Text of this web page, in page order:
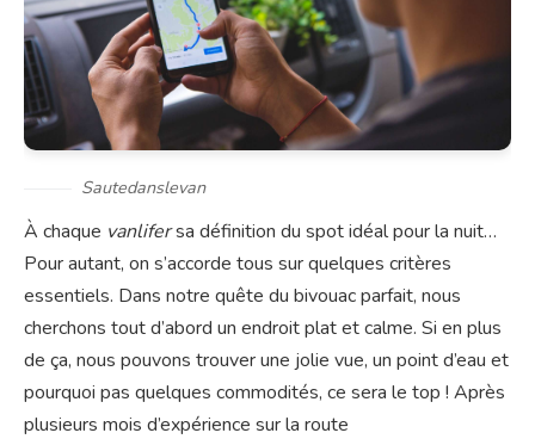
Sautedanslevan
À chaque vanlifersa définition du spot idéal pour la nuit…
Pour autant, on s’accorde tous sur quelques critères
essentiels. Dans notre quête du bivouac parfait, nous
cherchons tout d’abord un endroit plat et calme. Si en plus
de ça, nous pouvons trouver une jolie vue, un point d’eau et
pourquoi pas quelques commodités, ce sera le top ! Après
plusieurs mois d’expérience sur la route